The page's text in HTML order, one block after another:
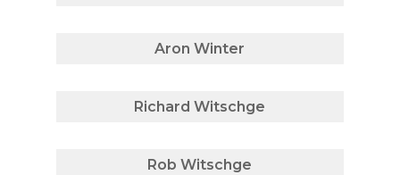
Aron Winter
Richard Witschge
Rob Witschge